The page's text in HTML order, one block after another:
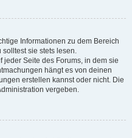
Informationen zu dem Bereich
sie stets lesen.
Seite des Forums, in dem sie
hängt es von deinen
erstellen kannst oder nicht. Die
vergeben.